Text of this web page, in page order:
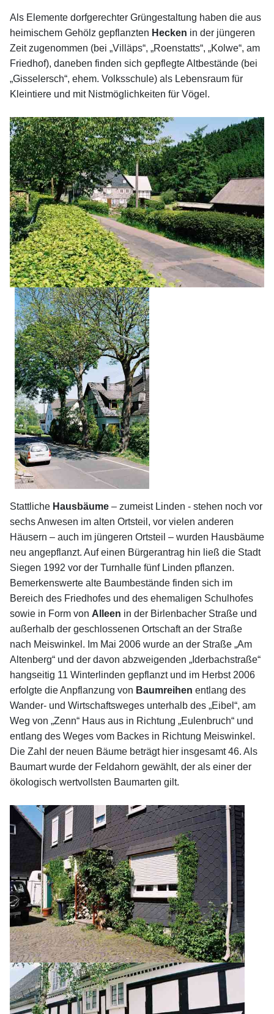
Als Elemente dorfgerechter Grüngestaltung haben die aus
heimischem Gehölz gepflanzten Hecken in der jüngeren
Zeit zugenommen (bei „Villäps“, „Roenstatts“, „Kolwe“, am
Friedhof), daneben finden sich gepflegte Altbestände (bei
„Gisselersch“, ehem. Volksschule) als Lebensraum für
Kleintiere und mit Nistmöglichkeiten für Vögel.
Stattliche Hausbäume – zumeist Linden - stehen noch vor
sechs Anwesen im alten Ortsteil, vor vielen anderen
Häusern – auch im jüngeren Ortsteil – wurden Hausbäume
neu angepflanzt. Auf einen Bürgerantrag hin ließ die Stadt
Siegen 1992 vor der Turnhalle fünf Linden pflanzen.
Bemerkenswerte alte Baumbestände finden sich im
Bereich des Friedhofes und des ehemaligen Schulhofes
sowie in Form von Alleen in der Birlenbacher Straße und
außerhalb der geschlossenen Ortschaft an der Straße
nach Meiswinkel. Im Mai 2006 wurde an der Straße „Am
Altenberg“ und der davon abzweigenden „Iderbachstraße“
hangseitig 11 Winterlinden gepflanzt und im Herbst 2006
erfolgte die Anpflanzung von Baumreihen entlang des
Wander- und Wirtschaftsweges unterhalb des „Eibel“, am
Weg von „Zenn“ Haus aus in Richtung „Eulenbruch“ und
entlang des Weges vom Backes in Richtung Meiswinkel.
Die Zahl der neuen Bäume beträgt hier insgesamt 46. Als
Baumart wurde der Feldahorn gewählt, der als einer der
ökologisch wertvollsten Baumarten gilt.